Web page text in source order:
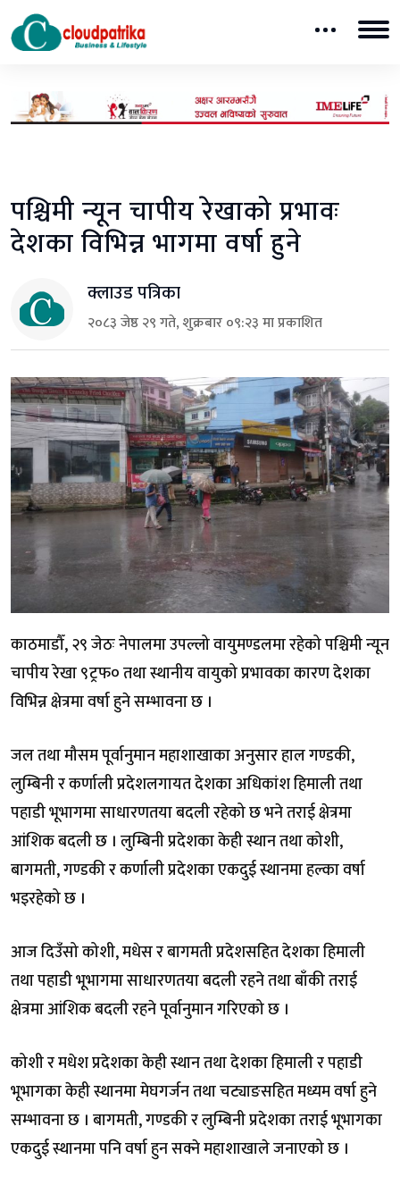
पश्चिमी न्यून चापीय रेखाको प्रभावः
देशका विभिन्न भागमा वर्षा हुने
क्लाउड पत्रिका
२०८३ जेष्ठ २९ गते, शुक्रबार ०९:२३ मा प्रकाशित
काठमाडौँ, २९ जेठः नेपालमा उपल्लो वायुमण्डलमा रहेको पश्चिमी न्यून
चापीय रेखा ९ट्रफ० तथा स्थानीय वायुको प्रभावका कारण देशका
विभिन्न क्षेत्रमा वर्षा हुने सम्भावना छ ।
जल तथा मौसम पूर्वानुमान महाशाखाका अनुसार हाल गण्डकी,
लुम्बिनी र कर्णाली प्रदेशलगायत देशका अधिकांश हिमाली तथा
पहाडी भूभागमा साधारणतया बदली रहेको छ भने तराई क्षेत्रमा
आंशिक बदली छ । लुम्बिनी प्रदेशका केही स्थान तथा कोशी,
बागमती, गण्डकी र कर्णाली प्रदेशका एकदुई स्थानमा हल्का वर्षा
भइरहेको छ ।
आज दिउँसो कोशी, मधेस र बागमती प्रदेशसहित देशका हिमाली
तथा पहाडी भूभागमा साधारणतया बदली रहने तथा बाँकी तराई
क्षेत्रमा आंशिक बदली रहने पूर्वानुमान गरिएको छ ।
कोशी र मधेश प्रदेशका केही स्थान तथा देशका हिमाली र पहाडी
भूभागका केही स्थानमा मेघगर्जन तथा चट्याङसहित मध्यम वर्षा हुने
सम्भावना छ । बागमती, गण्डकी र लुम्बिनी प्रदेशका तराई भूभागका
एकदुई स्थानमा पनि वर्षा हुन सक्ने महाशाखाले जनाएको छ ।